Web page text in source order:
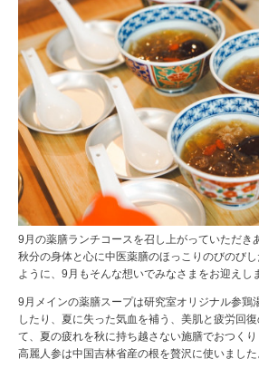
9月の薬膳ランチコースを召し上がっていただき
秋分の身体と心に中医薬膳のほっこりのびのび
ように、9月もそんな想いでみなさまをお迎えし
9月メインの薬膳スープは研究室オリジナル参鶏
したり、夏に失った気血を補う、美肌と疲労回
て、夏の疲れを秋に持ち越さない施膳でおつく
高麗人参は中国吉林省産の根を贅沢に使いました